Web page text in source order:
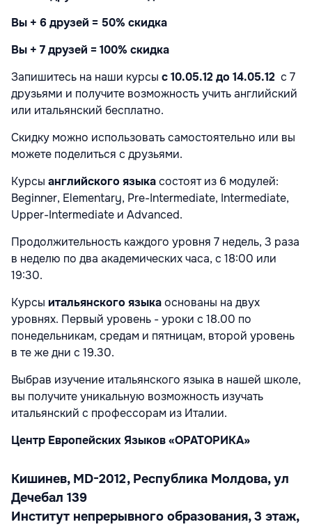
Вы + 6 друзей = 50% скидка
Вы + 7 друзей = 100% скидка
Запишитесь на наши курсы с 10.05.12 до 14.05.12 с 7
друзьями и получите возможность учить английский
или итальянский бесплатно.
Скидку можно использовать самостоятельно или вы
можете поделиться с друзьями.
Курсы английского языкасостоят из 6 модулей:
Beginner, Elementary, Pre-Intermediate, Intermediate,
Upper-Intermediate и Advanced.
Продолжительность каждого уровня 7 недель, 3 раза
в неделю по два академических часа, с 18:00 или
19:30.
Курсы итальянского языкаоснованы на двух
уровнях. Первый уровень - уроки с 18.00 по
понедельникам, средам и пятницам, второй уровень
в те же дни с 19.30.
Выбрав изучение итальянского языка в нашей школе,
вы получите уникальную возможность изучать
итальянский с профессорам из Италии.
Центр Европейских Языков«ОРАТОРИКА»
Кишинев, MD-2012, Республика Молдова, ул
Дечебал 139
Институт непрерывного образования, 3 этаж,